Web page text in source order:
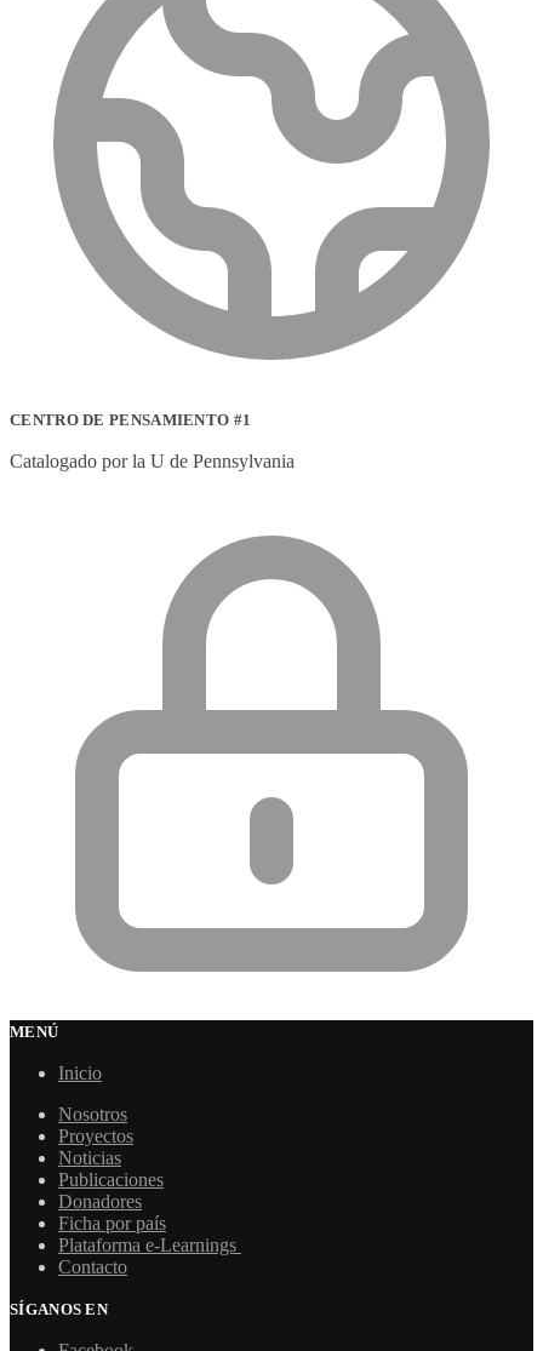
CENTRO DE PENSAMIENTO #1
Catalogado por la U de Pennsylvania
MENÚ
Inicio
Nosotros
Proyectos
Noticias
Publicaciones
Donadores
Ficha por país
Plataforma e-Learnings
Contacto
SÍGANOS EN